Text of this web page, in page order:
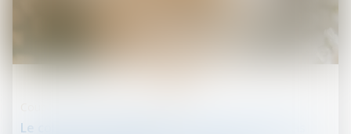
Le collatéral engagé dans un PACS ne peut pas